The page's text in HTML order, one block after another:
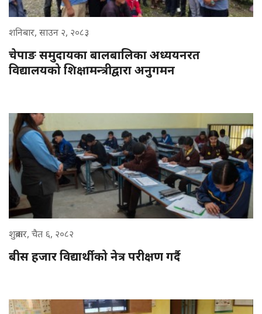
शनिबार, साउन २, २०८३
चेपाङ समुदायका बालबालिका अध्ययनरत
विद्यालयको शिक्षामन्त्रीद्वारा अनुगमन
शुक्रबार, चैत ६, २०८२
बीस हजार विद्यार्थीको नेत्र परीक्षण गर्दै